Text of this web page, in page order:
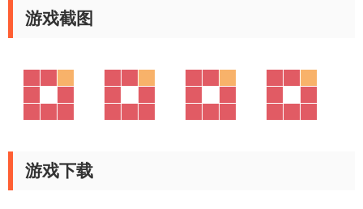
游戏截图
游戏下载